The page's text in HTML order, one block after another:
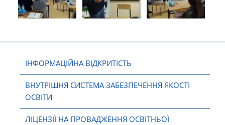
ІНФОРМАЦІЙНА ВІДКРИТІСТЬ
ВНУТРІШНЯ СИСТЕМА ЗАБЕЗПЕЧЕННЯ ЯКОСТІ
ОСВІТИ
ЛІЦЕНЗІЇ НА ПРОВАДЖЕННЯ ОСВІТНЬОЇ